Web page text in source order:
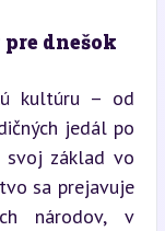
dnešok
kultúru – od
jedál po
svoj základ vo
sa prejavuje
národov, v